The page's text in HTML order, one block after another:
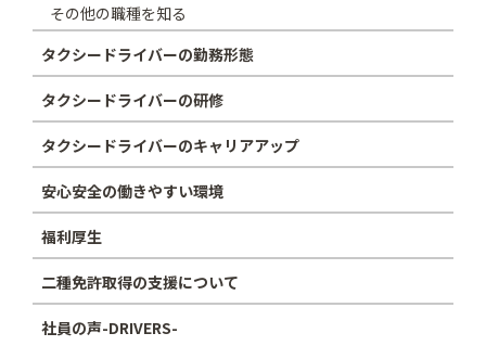
その他の職種を知る
タクシードライバーの勤務形態
タクシードライバーの研修
タクシードライバーのキャリアアップ
安心安全の働きやすい環境
福利厚生
二種免許取得の支援について
社員の声-DRIVERS-